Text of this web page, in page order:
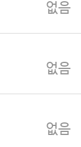
없음
없음
없음